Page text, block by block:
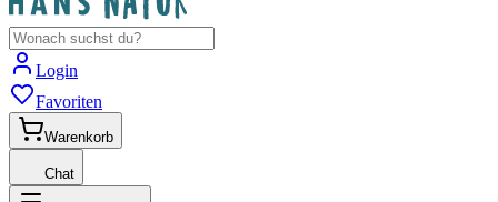
Login
Favoriten
Warenkorb
Chat